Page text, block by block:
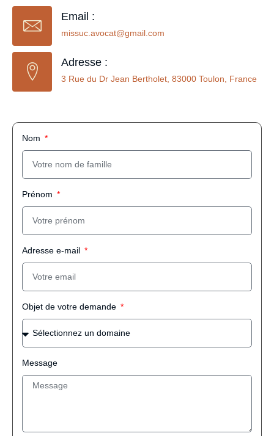
Email :
missuc.avocat@gmail.com
Adresse :
3 Rue du Dr Jean Bertholet, 83000 Toulon, France
Nom
Prénom
Adresse e-mail
Objet de votre demande
Message